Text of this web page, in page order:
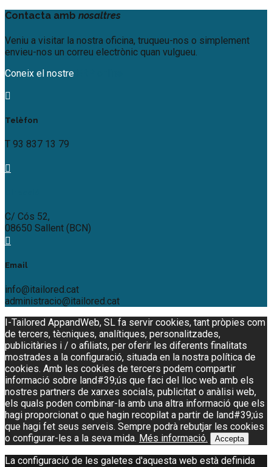
Contacta amb nosaltres
Veniu a visitar la nostra oficina, truqueu-nos o simplement
envieu-nos un correu electrònic quan vulgueu.
Coneix el nostre
Telèfon
T 93 837 13 79
C/ Cós 52,
08650 Sallent (BCN)
Email
info@itailored.cat
administracio@itailored.cat
I-Tailored AppandWeb, SL fa servir cookies, tant pròpies com
de tercers, tècniques, analítiques, personalitzades,
publicitàries i / o afiliats, per oferir les diferents finalitats
mostrades a la configuració, situada en la nostra política de
cookies. Amb les cookies de tercers podem compartir
informació sobre land#39;ús que faci del lloc web amb els
nostres partners de xarxes socials, publicitat o anàlisi web,
els quals poden combinar-la amb una altra informació que els
hagi proporcionat o que hagin recopilat a partir de land#39;ús
que hagi fet seus serveis. Sempre podrà rebutjar les cookies
o configurar-les a la seva mida. Més informació. Accepta
La configuració de les galetes d'aquesta web està definida